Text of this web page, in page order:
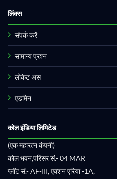
लिंक्स
संपर्क करें
सामान्य प्रश्न
लोकेट अस
एडमिन
कोल इंडिया लिमिटेड
(एक महारत्न कंपनी)
कोल भवन,परिसर सं.- 04 MAR
प्लॉट सं.- AF-III, एक्शन एरिया -1A,